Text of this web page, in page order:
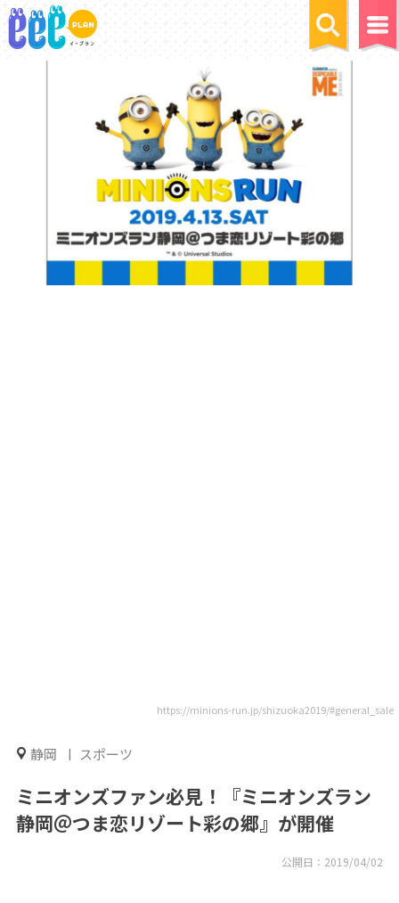
https://minions-run.jp/shizuoka2019/#general_sale
静岡 スポーツ
ミニオンズファン必見！『ミニオンズラン
静岡＠つま恋リゾート彩の郷』が開催
公開日： 2019/04/02